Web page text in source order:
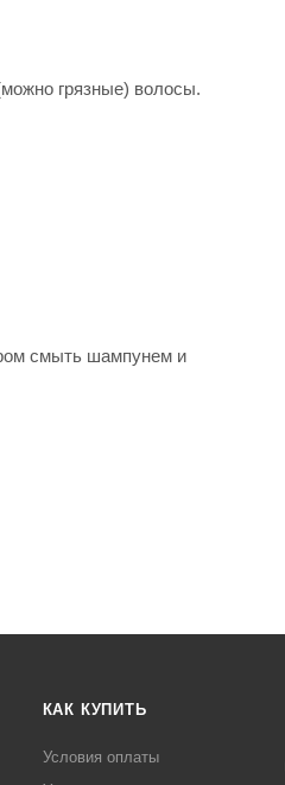
грязные) волосы.
смыть шампунем и
КАК КУПИТЬ
Условия оплаты